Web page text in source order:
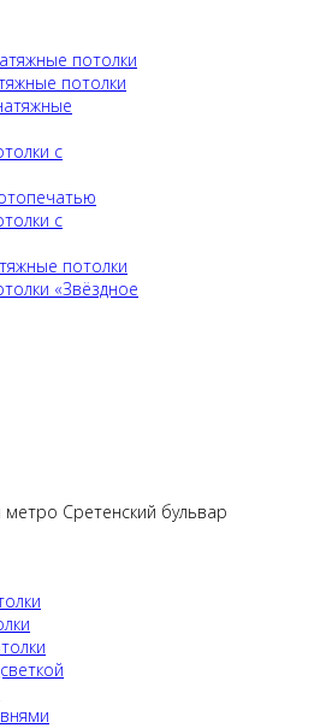
потолки
потолки
с
c
потолки
«Звёздное
Сретенский бульвар